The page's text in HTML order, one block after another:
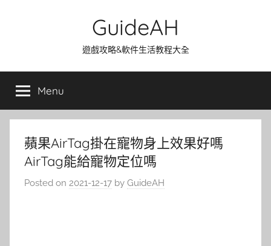
GuideAH
遊戲攻略&軟件生活教程大全
Menu
蘋果AirTag掛在寵物身上效果好嗎
AirTag能給寵物定位嗎
Posted on 2021-12-17 by GuideAH